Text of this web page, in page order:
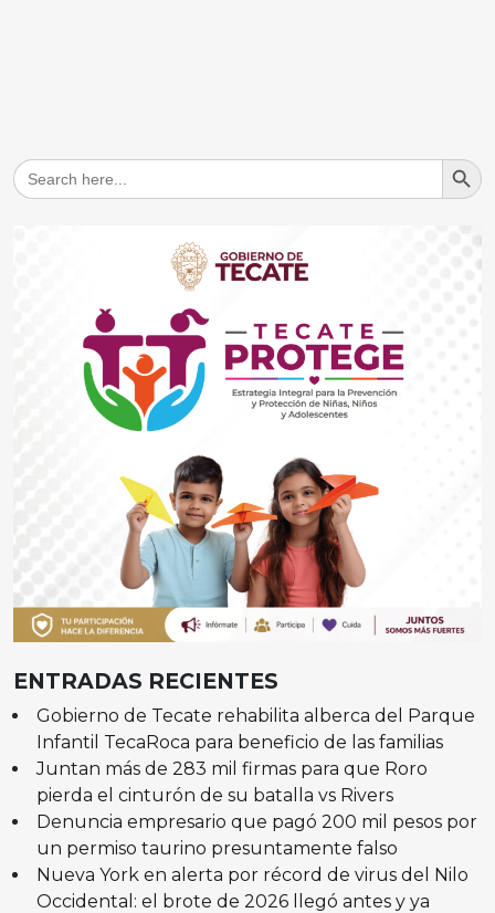
Search
for:
Search
ENTRADAS RECIENTES
Gobierno de Tecate rehabilita alberca del Parque
Infantil TecaRoca para beneficio de las familias
Juntan más de 283 mil firmas para que Roro
pierda el cinturón de su batalla vs Rivers
Denuncia empresario que pagó 200 mil pesos por
un permiso taurino presuntamente falso
Nueva York en alerta por récord de virus del Nilo
Occidental: el brote de 2026 llegó antes y ya